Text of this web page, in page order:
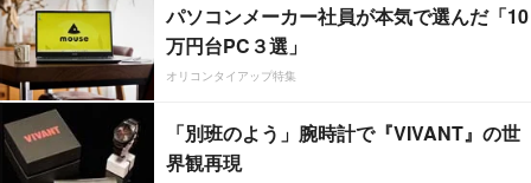
パソコンメーカー社員が本気で選んだ「10
万円台PC３選」
オリコンタイアップ特集
「別班のよう」腕時計で『VIVANT』の世
界観再現